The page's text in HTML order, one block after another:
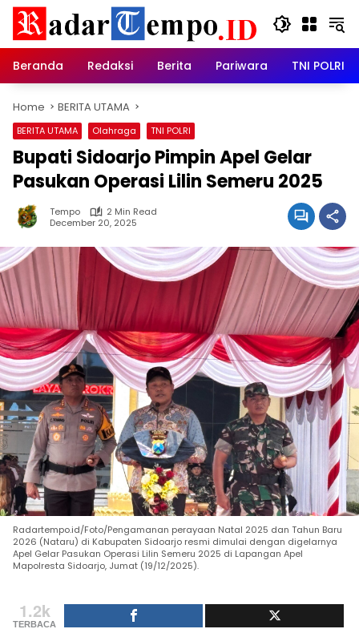
Skip
content
Beranda
Redaksi Berita Pariwara TNI POLRI
Home BERITA UTAMA
BERITA UTAMA Olahraga TNI POLRI
Bupati Sidoarjo Pimpin Apel Gelar
Pasukan Operasi Lilin Semeru 2025
Tempo
2 Min Read
December 20, 2025
Radartempo.id/Foto/Pengamanan perayaan Natal 2025 dan Tahun Baru
2026 (Nataru) di Kabupaten Sidoarjo resmi dimulai dengan digelarnya
Apel Gelar Pasukan Operasi Lilin Semeru 2025 di Lapangan Apel
Mapolresta Sidoarjo, Jumat (19/12/2025).
1.2k
TERBACA